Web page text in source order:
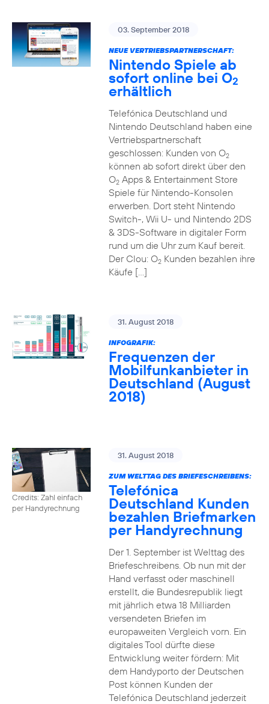
03. September 2018
NEUE VERTRIEBSPARTNERSCHAFT:
Nintendo Spiele ab
sofort online bei O2
erhältlich
Telefónica Deutschland und
Nintendo Deutschland haben eine
Vertriebspartnerschaft
geschlossen: Kunden von O2
können ab sofort direkt über den
O2Apps & Entertainment Store
Spiele für Nintendo-Konsolen
erwerben. Dort steht Nintendo
Switch-, Wii U- und Nintendo 2DS
& 3DS-Software in digitaler Form
rund um die Uhr zum Kauf bereit.
Der Clou: O2Kunden bezahlen ihre
Käufe […]
31. August 2018
INFOGRAFIK:
Frequenzen der
Mobilfunkanbieter in
Deutschland (August
2018)
Credits: Zahl einfach
per Handyrechnung
31. August 2018
ZUM WELTTAG DES BRIEFESCHREIBENS:
Telefónica
Deutschland Kunden
bezahlen Briefmarken
per Handyrechnung
Der 1. September ist Welttag des
Briefeschreibens. Ob nun mit der
Hand verfasst oder maschinell
erstellt, die Bundesrepublik liegt
mit jährlich etwa 18 Milliarden
versendeten Briefen im
europaweiten Vergleich vorn. Ein
digitales Tool dürfte diese
Entwicklung weiter fördern: Mit
dem Handyporto der Deutschen
Post können Kunden der
Telefónica Deutschland jederzeit